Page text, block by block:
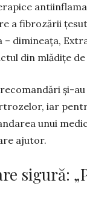
a fibrozării
– dimineața,
din mlădițe
și-
iar
unui
ajutor.
sigură: